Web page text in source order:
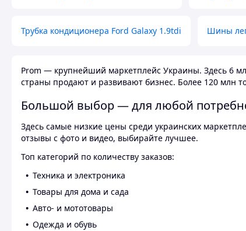
Трубка кондиционера Ford Galaxy 1.9tdi Шины
Prom — крупнейший маркетплейс Украины. Здесь 6
страны продают и развивают бизнес. Более 120 млн
Большой выбор — для любой
Здесь самые низкие цены среди украинских
отзывы с фото и видео, выбирайте лучшее.
Топ категорий по количеству заказов:
Техника и электроника
Товары для дома и сада
Авто- и мототовары
Одежда и обувь